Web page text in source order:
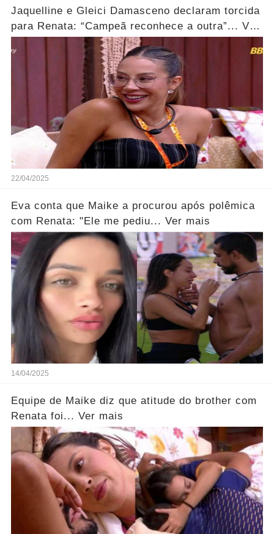
Jaquelline e Gleici Damasceno declaram torcida
para Renata: “Campeã reconhece a outra”... Ver
22/04/2025
Eva conta que Maike a procurou após polêmica
com Renata: "Ele me pediu... Ver mais
14/04/2025
Equipe de Maike diz que atitude do brother com
Renata foi... Ver mais